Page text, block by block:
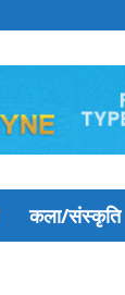
कला/संस्कृति